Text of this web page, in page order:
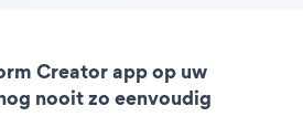
Creator app op uw
nooit zo eenvoudig